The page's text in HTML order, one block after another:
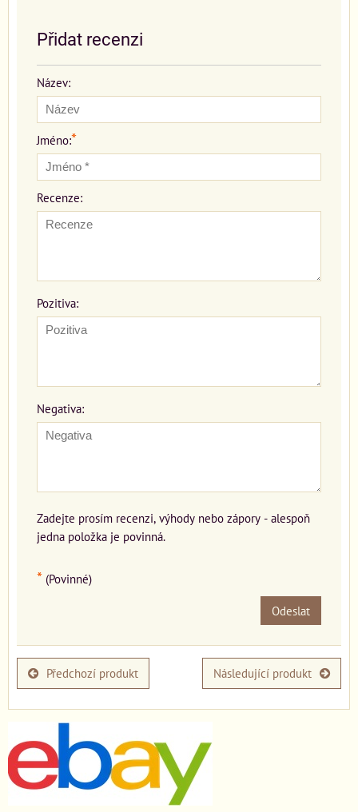
Přidat recenzi
Název:
Jméno:*
Recenze:
Pozitiva:
Negativa:
Zadejte prosím recenzi, výhody nebo zápory - alespoň
jedna položka je povinná.
* (Povinné)
Odeslat
Předchozí produkt Následující produkt